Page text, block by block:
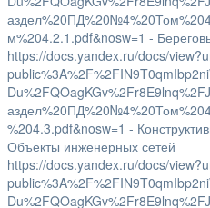
м%204.2.1.pdf&nosw=1 -
https://docs.yandex.ru/docs/
%204.3.pdf&nosw=1 -
Объекты инженерных сетей
https://docs.yandex.ru/docs/